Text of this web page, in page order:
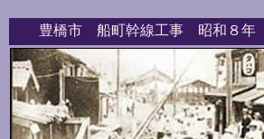
豊橋市 船町幹線工事 昭和８年